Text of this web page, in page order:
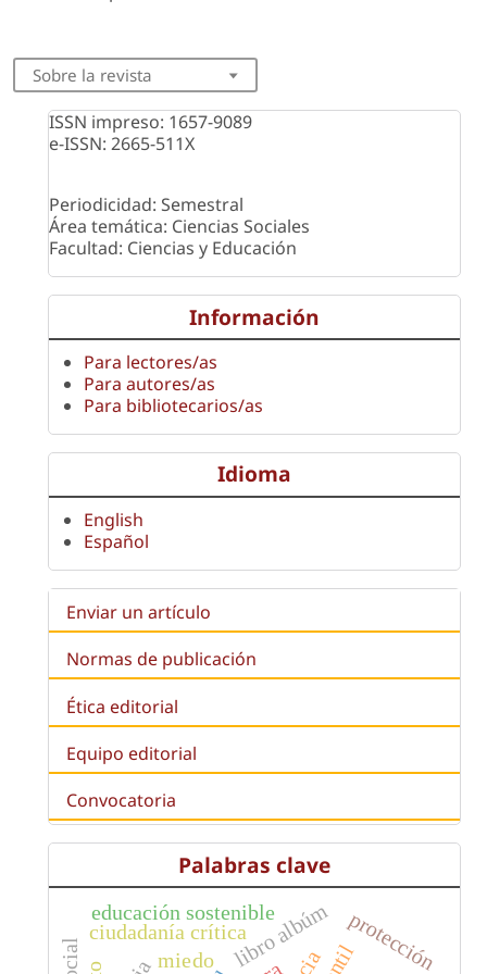
Sobre la revista
ISSN impreso: 1657-9089
e-ISSN: 2665-511X
Periodicidad: Semestral
Área temática: Ciencias Sociales
Facultad: Ciencias y Educación
Información
Para lectores/as
Para autores/as
Para bibliotecarios/as
Idioma
English
Español
Enviar un artículo
Normas de publicación
Ética editorial
Equipo editorial
Convocatoria
Palabras clave
miedo libro albúm
educación sostenible
ciudadanía crítica
protección